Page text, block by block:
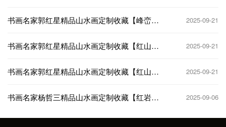
书画名家郭红星精品山水画定制收藏【峰峦叠
2025-09-21
书画名家郭红星精品山水画定制收藏【红山颂
2025-09-21
书画名家郭红星精品山水画定制收藏【红山
2025-09-21
书画名家杨哲三精品山水画定制收藏【红岩上
2025-09-06